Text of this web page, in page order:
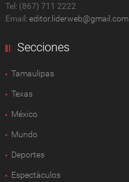
Tel: (867) 711 2222
Email: editor.liderweb@gmail.com
Secciones
Tamaulipas
Texas
México
Mundo
Deportes
Espectàculos